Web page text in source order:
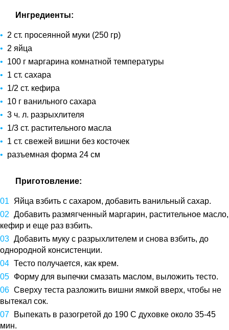
Ингредиенты:
2 ст. просеянной муки (250 гр)
2 яйца
100 г маргарина комнатной температуры
1 ст. сахара
1/2 ст. кефира
10 г ванильного сахара
3 ч. л. разрыхлителя
1/3 ст. растительного масла
1 ст. свежей вишни без косточек
разъемная форма 24 см
Приготовление:
Яйца взбить с сахаром, добавить ванильный сахар.
Добавить размягченный маргарин, растительное масло,
кефир и еще раз взбить.
Добавить муку с разрыхлителем и снова взбить, до
однородной консистенции.
Тесто получается, как крем.
Форму для выпечки смазать маслом, выложить тесто.
Сверху теста разложить вишни ямкой вверх, чтобы не
вытекал сок.
Выпекать в разогретой до 190 С духовке около 35-45
мин.